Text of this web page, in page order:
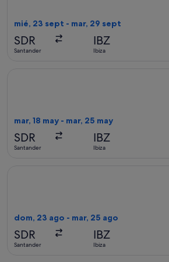
mié, 23 sept - mar, 29 sept
SDR
Santander
IBZ
Ibiza
mar, 18 may - mar, 25 may
SDR
Santander
IBZ
Ibiza
dom, 23 ago - mar, 25 ago
SDR
Santander
IBZ
Ibiza